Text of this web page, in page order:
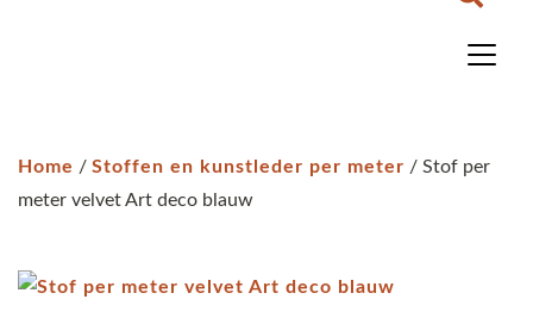
Home / Stoffen en kunstleder per meter / Stof per
meter velvet Art deco blauw